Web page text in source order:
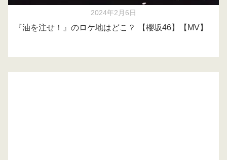
2024年2月6日
『油を注せ！』のロケ地はどこ？ 【櫻坂46】【MV】